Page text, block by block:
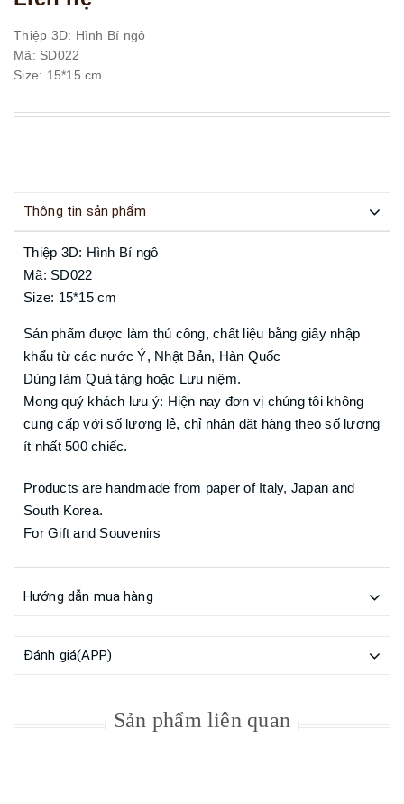
Thiệp 3D: Hình Bí ngô
Mã: SD022
Size: 15*15 cm
Thông tin sản phẩm
Thiệp 3D: Hình Bí ngô
Mã: SD022
Size: 15*15 cm
Sản phẩm được làm thủ công, chất liệu bằng giấy nhập
khẩu từ các nước Ý, Nhật Bản, Hàn Quốc
Dùng làm Quà tặng hoặc Lưu niệm.
Mong quý khách lưu ý: Hiện nay đơn vị chúng tôi không
cung cấp với số lượng lẻ, chỉ nhận đặt hàng theo số lượng
ít nhất 500 chiếc.
Products are handmade from paper of Italy, Japan and
South Korea.
For Gift and Souvenirs
Hướng dẫn mua hàng
Đánh giá(APP)
Sản phẩm liên quan